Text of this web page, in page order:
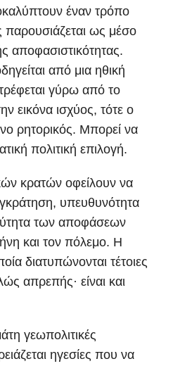
έναν τρόπο
ως μέσο
αποφασιστικότητας.
από μια ηθική
γύρω από το
εικόνα ισχύος, τότε ο
ρητορικός. Μπορεί να
πολιτική επιλογή.
κρατών οφείλουν να
υπευθυνότητα
των αποφάσεων
και τον πόλεμο. Η
διατυπώνονται τέτοιες
απρεπής· είναι και
γεωπολιτικές
ηγεσίες που να